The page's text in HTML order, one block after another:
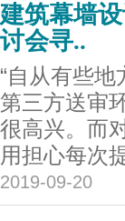
建筑幕墙
讨会寻..
“自从有些
第三方送审
很高兴。而
用担心每次
2019-09-20